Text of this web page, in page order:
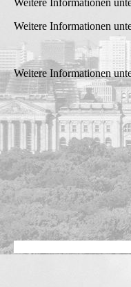
Weitere Informationen
Weitere Informationen
Weitere Informationen